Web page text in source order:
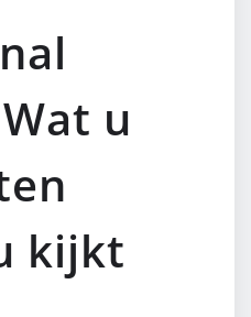
u
kijkt